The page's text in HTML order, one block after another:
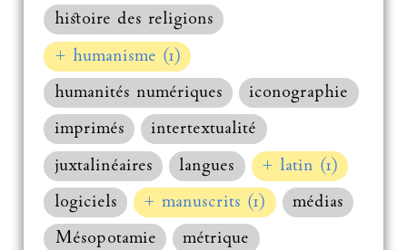
histoire des religions
+ humanisme (1)
humanités numériques
iconographie
imprimés
intertextualité
juxtalinéaires
langues
+ latin (1)
logiciels
+ manuscrits (1)
médias
Mésopotamie
métrique